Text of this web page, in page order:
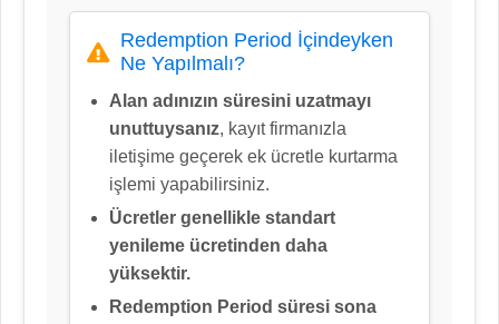
Redemption Period İçindeyken
Ne Yapılmalı?
Alan adınızın süresini uzatmayı
unuttuysanız, kayıt firmanızla
iletişime geçerek ek ücretle kurtarma
işlemi yapabilirsiniz.
Ücretler genellikle standart
yenileme ücretinden daha
yüksektir.
Redemption Period süresi sona